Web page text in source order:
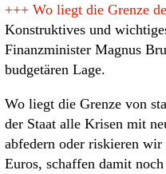
+++ Wo liegt die Grenze
Konstruktives und
Finanzminister Magnus
budgetären Lage.
Wo liegt die Grenze von
der Staat alle Krisen mit
abfedern oder riskieren
Euros, schaffen damit